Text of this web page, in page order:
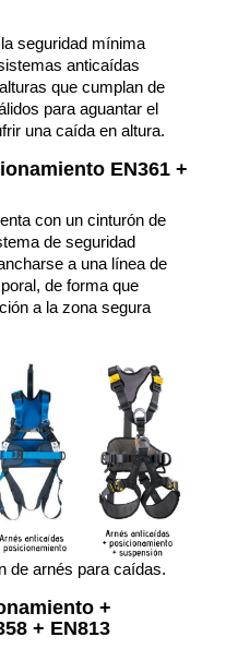
seguridad mínima
anticaídas
que cumplan de
para aguantar el
una caída en altura.
EN361 +
con un cinturón de
de seguridad
a una línea de
de forma que
a la zona segura
de arnés para caídas.
+
+ EN813